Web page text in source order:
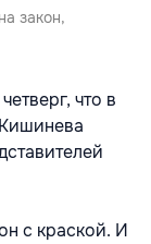
закон,
что в
с краской. И